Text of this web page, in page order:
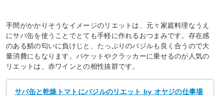
手間がかかりそうなイメージのリエットは、元々家庭料理なうえ
にサバ缶を使うことでとても手軽に作れるおつまみです。存在感
のある鯖の匂いに負けじと、たっぷりのバジルも良く合うので大
量消費にもなります。バケットやクラッカーに乗せるのが人気の
リエットは、赤ワインとの相性抜群です。
サバ缶と乾燥トマトにバジルのリエット by オヤジの仕事場